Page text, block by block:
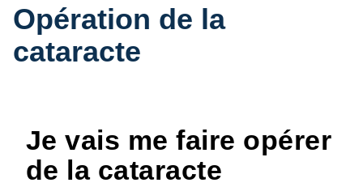
Opération de la
cataracte
Je vais me faire opérer
de la cataracte